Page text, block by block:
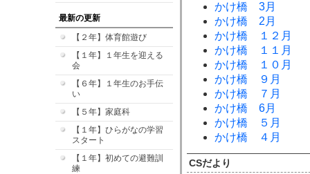
最新の更新
【２年】体育館遊び
【１年】１年生を迎える
会
【６年】１年生のお手伝
い
【５年】家庭科
【１年】ひらがなの学習
スタート
【１年】初めての避難訓
練
かけ橋 3月
かけ橋 2月
かけ橋 １２月
かけ橋 １１月
かけ橋 １０月
かけ橋 ９月
かけ橋 ７月
かけ橋 6月
かけ橋 ５月
かけ橋 ４月
CSだより